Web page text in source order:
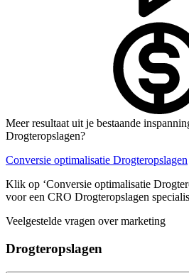
Meer resultaat uit je bestaande
Drogteropslagen?
Conversie optimalisatie Drogteropslagen
Klik op ‘Conversie optimalisatie
voor een CRO Drogteropslagen
Veelgestelde vragen over marketing
Drogteropslagen